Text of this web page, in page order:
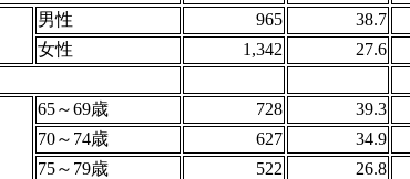
男性
965 38.7
女性
1,342 27.6
65～69歳
728 39.3
70～74歳
627 34.9
75～79歳
522 26.8